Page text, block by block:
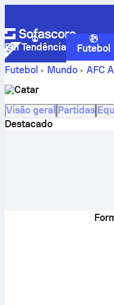
Em Tendência Futebol
Futebol
Mundo AFC
Catar
Visão geral Partidas
Destacado